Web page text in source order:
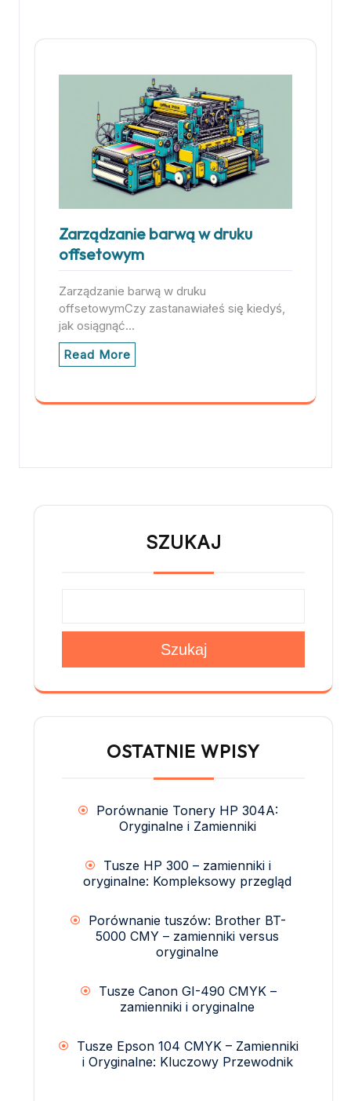
Zarządzanie barwą w druku
offsetowym
Zarządzanie barwą w druku
offsetowymCzy zastanawiałeś się kiedyś,
jak osiągnąć…
Read More
SZUKAJ
Szukaj
OSTATNIE WPISY
Porównanie Tonery HP 304A:
Oryginalne i Zamienniki
Tusze HP 300 – zamienniki i
oryginalne: Kompleksowy przegląd
Porównanie tuszów: Brother BT-
5000 CMY – zamienniki versus
oryginalne
Tusze Canon GI-490 CMYK –
zamienniki i oryginalne
Tusze Epson 104 CMYK – Zamienniki
i Oryginalne: Kluczowy Przewodnik